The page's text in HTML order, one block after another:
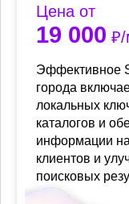
Цена от
19 000 ₽/
Эффективное
города
локальных
каталогов и
информации
клиентов и
поисковых